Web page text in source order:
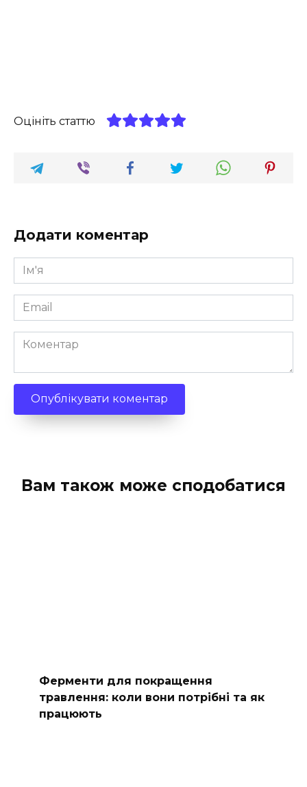
Оцініть статтю
Додати коментар
Ім'я
*
Email
*
Коментар
Вам також може сподобатися
Ферменти для покращення
травлення: коли вони потрібні та як
працюють